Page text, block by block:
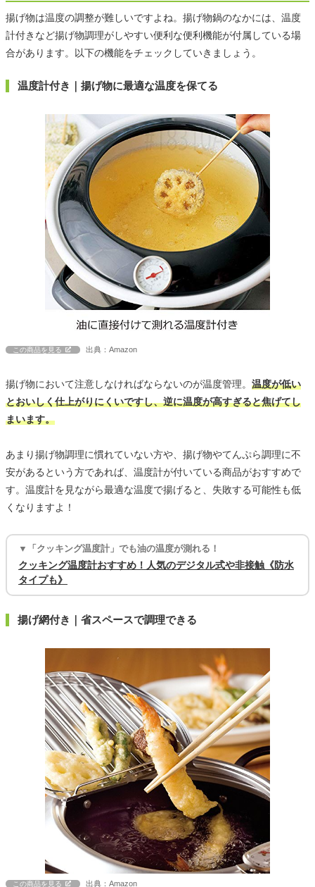
揚げ物は温度の調整が難しいですよね。揚げ物鍋のなかには、温度
計付きなど揚げ物調理がしやすい便利な便利機能が付属している場
合があります。以下の機能をチェックしていきましょう。
温度計付き｜揚げ物に最適な温度を保てる
この商品を見る 出典：Amazon
揚げ物において注意しなければならないのが温度管理。 温度が低い
とおいしく仕上がりにくいですし、逆に温度が高すぎると焦げてし
まいます。
あまり揚げ物調理に慣れていない方や、揚げ物やてんぷら調理に不
安があるという方であれば、温度計が付いている商品がおすすめで
す。温度計を見ながら最適な温度で揚げると、失敗する可能性も低
くなりますよ！
▼「クッキング温度計」でも油の温度が測れる！
クッキング温度計おすすめ！人気のデジタル式や非接触《防水
タイプも》
揚げ網付き｜省スペースで調理できる
この商品を見る 出典：Amazon